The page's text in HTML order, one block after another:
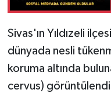
Sivas'ın Yıldızeli
dünyada nesli
koruma altında
cervus)